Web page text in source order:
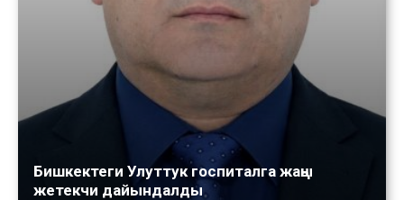
Бишкектеги Улуттук госпиталга жаңы
жетекчи дайындалды